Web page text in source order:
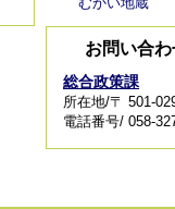
お問い合
総合政策課
所在地/〒 501-
電話番号/ 058-